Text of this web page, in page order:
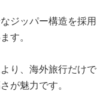
ジッパー構造を採用
す。
り、海外旅行だけで
が魅力です。